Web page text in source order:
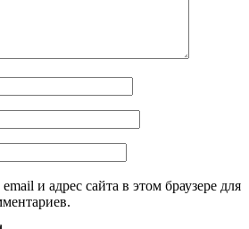
и адрес сайта в этом браузере для